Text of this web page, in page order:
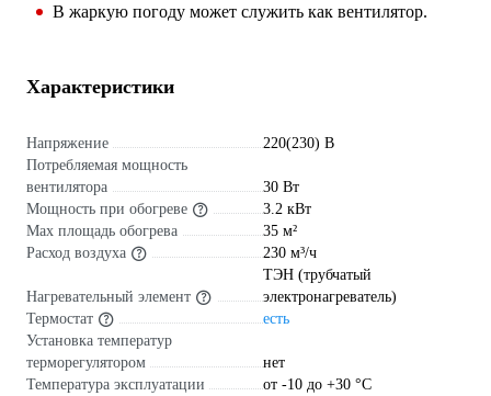
В жаркую погоду может служить как вентилятор.
Характеристики
Напряжение
220(230) В
Потребляемая мощность
вентилятора
30 Вт
Мощность при обогреве
3.2 кВт
Max площадь обогрева
35 м²
Расход воздуха
230 м³/ч
Нагревательный элемент
ТЭН (трубчатый
электронагреватель)
Термостат
есть
Установка температур
терморегулятором
нет
Температура эксплуатации
от -10 до +30 °С